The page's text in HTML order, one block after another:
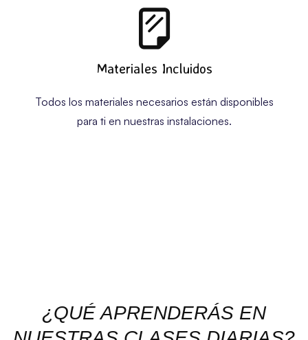
Materiales Incluidos
Todos los materiales necesarios están disponibles
para ti en nuestras instalaciones.
¿QUÉ APRENDERÁS EN